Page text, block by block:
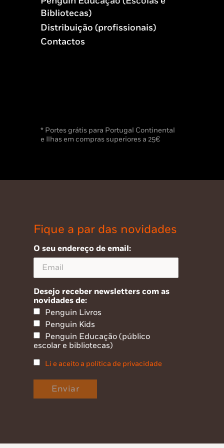
Bibliotecas)
Distribuição (profissionais)
Contactos
* Portes grátis para Portugal Continental
e Ilhas em compras superiores a 25€
Fique a par das novidades
O seu endereço de email:
Desejo receber newsletters com as
novidades de:
Penguin Livros
Penguin Kids
Penguin Educação (público
escolar e bibliotecas)
Li e aceito a política de privacidade